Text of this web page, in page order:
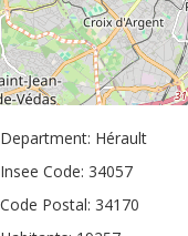
Department: Hérault
Insee Code: 34057
Code Postal: 34170